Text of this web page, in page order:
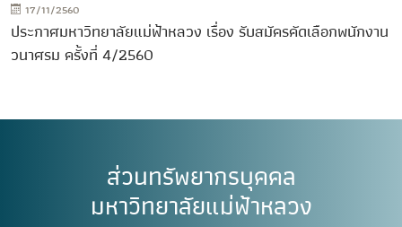
17/11/2560
ประกาศมหาวิทยาลัยแม่ฟ้าหลวง เรื่อง รับสมัครคัดเลือกพนักงาน
วนาศรม ครั้งที่ 4/2560
ส่วนทรัพยากรบุคคล
มหาวิทยาลัยแม่ฟ้าหลวง